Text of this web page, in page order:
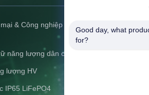
& Công nghiệp
năng lượng dân cư
lượng HV
IP65 LiFePO4
2007 Đại
Good day, what
for?